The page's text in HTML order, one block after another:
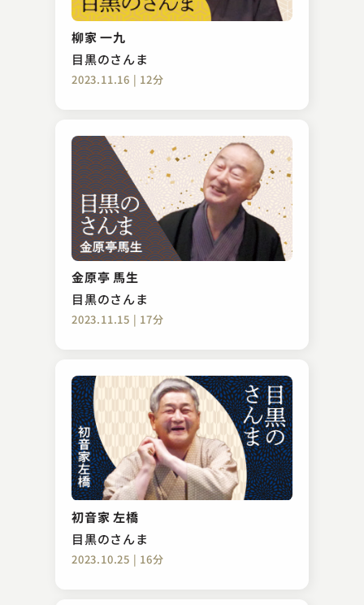
柳家 一九
目黒のさんま
2023.11.16 | 12分
金原亭 馬生
目黒のさんま
2023.11.15 | 17分
初音家 左橋
目黒のさんま
2023.10.25 | 16分